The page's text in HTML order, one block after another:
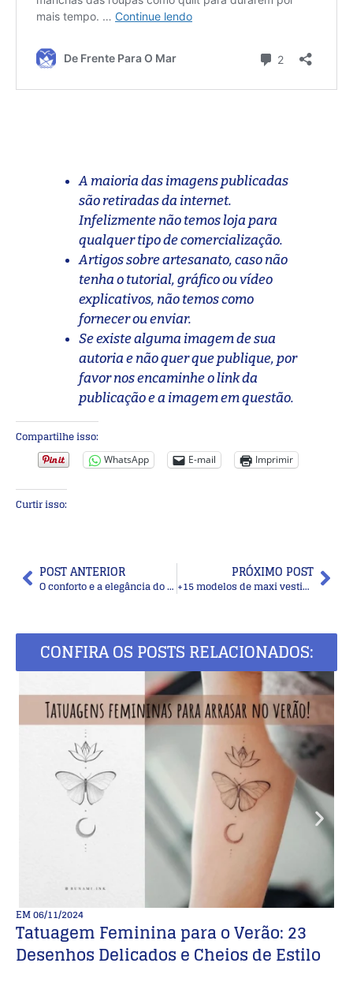
A maioria das imagens publicadas
são retiradas da internet.
Infelizmente não temos loja para
qualquer tipo de comercialização.
Artigos sobre artesanato, caso não
tenha o tutorial, gráfico ou vídeo
explicativos, não temos como
fornecer ou enviar.
Se existe alguma imagem de sua
autoria e não quer que publique, por
favor nos encaminhe o link da
publicação e a imagem em questão.
Compartilhe isso:
WhatsApp E-mail Imprimir
Curtir isso:
POST ANTERIOR
O conforto e a elegância do vestido de malha tricot
PRÓXIMO POST
+15 modelos de maxi vestidos de verão
CONFIRA OS POSTS RELACIONADOS:
EM06/11/2024
Tatuagem Feminina para o Verão: 23
Desenhos Delicados e Cheios de Estilo